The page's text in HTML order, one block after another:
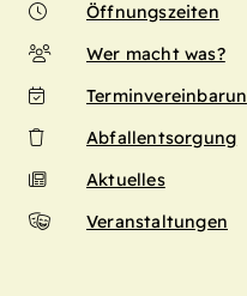
Öffnungszeiten
Wer macht was?
Abfallentsorgung
Aktuelles
Veranstaltungen